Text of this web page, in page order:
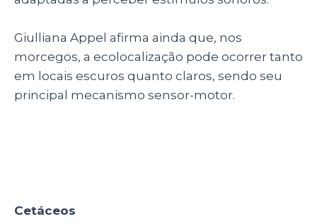
Giulliana Appel afirma ainda que, nos
morcegos, a ecolocalização pode ocorrer tanto
em locais escuros quanto claros, sendo seu
principal mecanismo sensor-motor.
Cetáceos